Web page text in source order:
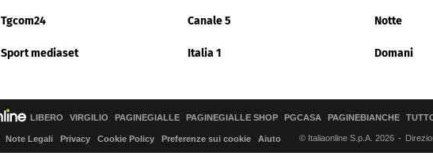
Tgcom24 Canale 5 Notte
Sport mediaset Italia 1 Domani
LIBERO VIRGILIO PAGINEGIALLE PAGINEGIALLE SHOP PGCASA PAGINEBIANCHE
Note Legali Privacy Cookie Policy Preferenze sui cookie Aiuto © Italiaonline S.p.A. 2026